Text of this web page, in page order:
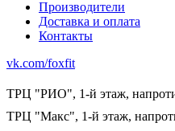
Производители
Доставка и оплата
Контакты
vk.com/foxfit
ТРЦ "РИО", 1-й этаж,
ТРЦ "Макс", 1-й этаж,